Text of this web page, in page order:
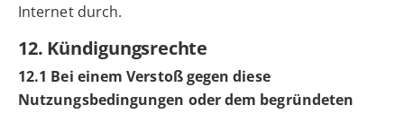
Internet durch.
12. Kündigungsrechte
12.1 Bei einem Verstoß gegen diese
Nutzungsbedingungen oder dem begründeten